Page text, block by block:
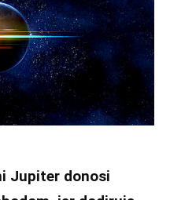
Jupiter donosi